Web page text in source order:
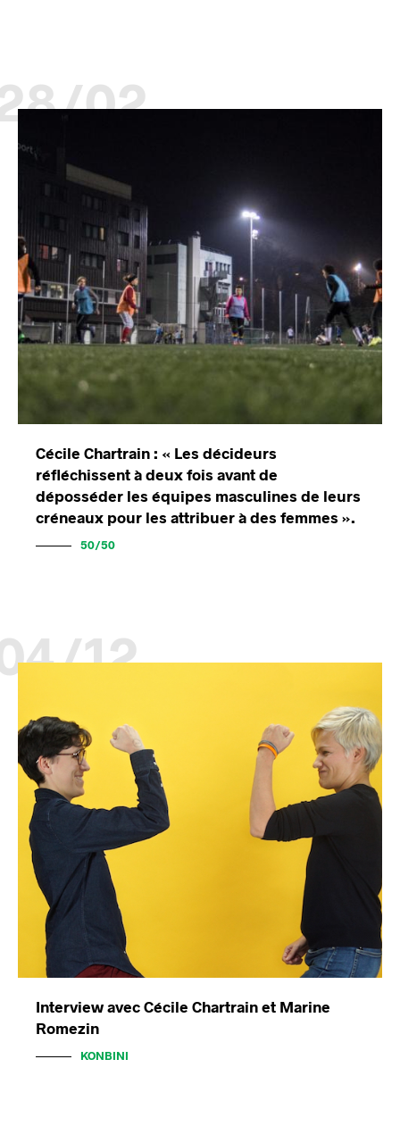
02
Cécile Chartrain : « Les décideurs
réfléchissent à deux fois avant de
déposséder les équipes masculines de leurs
créneaux pour les attribuer à des femmes ».
50/50
12
Interview avec Cécile Chartrain et Marine
Romezin
KONBINI